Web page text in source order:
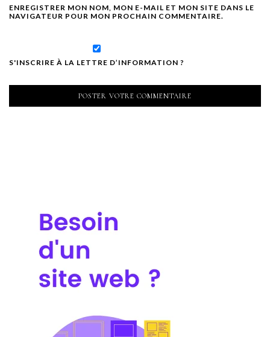
ENREGISTRER MON NOM, MON E-MAIL ET MON SITE DANS LE
NAVIGATEUR POUR MON PROCHAIN COMMENTAIRE.
S'INSCRIRE À LA LETTRE D’INFORMATION ?